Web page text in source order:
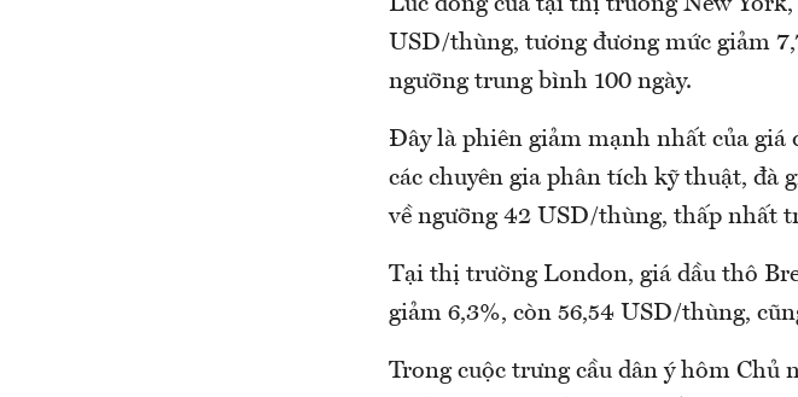
Lúc đóng cửa tại thị trường New
USD/thùng, tương đương mức giảm
ngưỡng trung bình 100 ngày.
Đây là phiên giảm mạnh nhất của giá
các chuyên gia phân tích kỹ thuật, đà
về ngưỡng 42 USD/thùng, thấp nhất
Tại thị trường London, giá dầu thô
giảm 6,3%, còn 56,54 USD/thùng,
Trong cuộc trưng cầu dân ý hôm Chủ